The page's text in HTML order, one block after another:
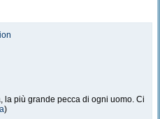
la più grande pecca di ogni uomo. Ci
)